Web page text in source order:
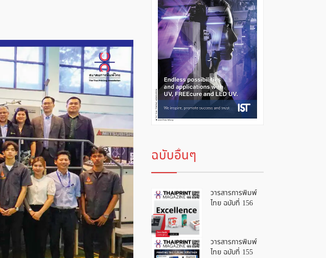
ฉบับอื่นๆ
วารสารการพิมพ์
ไทย ฉบับที่ 156
วารสารการพิมพ์
ไทย ฉบับที่ 155